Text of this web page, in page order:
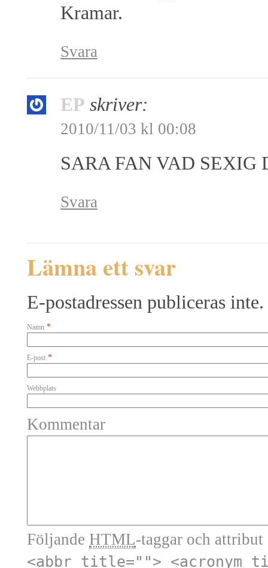
Kramar.
Svara
EP skriver:
2010/11/03 kl 00:08
SARA FAN VAD
Svara
Lämna ett svar
E-postadressen publiceras
Namn *
E-post *
Webbplats
Kommentar
Följande HTML-taggar och
<abbr title=""> <acronym